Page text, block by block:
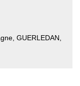
, GUERLEDAN,